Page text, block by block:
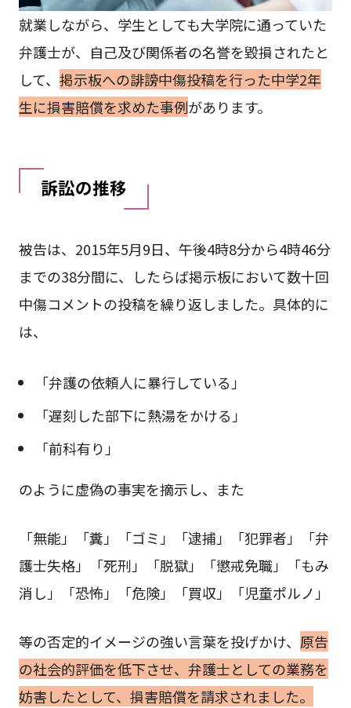
就業しながら、学生としても大学院に通っていた
弁護士が、自己及び関係者の名誉を毀損されたと
して、 掲示板への誹謗中傷投稿を行った中学2年
生に損害賠償を求めた事例があります。
訴訟の推移
被告は、2015年5月9日、午後4時8分から4時46分
までの38分間に、したらば掲示板において数十回
中傷コメントの投稿を繰り返しました。具体的に
は、
「弁護の依頼人に暴行している」
「遅刻した部下に熱湯をかける」
「前科有り」
のように虚偽の事実を摘示し、また
「無能」「糞」「ゴミ」「逮捕」「犯罪者」「弁
護士失格」「死刑」「脱獄」「懲戒免職」「もみ
消し」「恐怖」「危険」「買収」「児童ポルノ」
等の否定的イメージの強い言葉を投げかけ、 原告
の社会的評価を低下させ、弁護士としての業務を
妨害したとして、損害賠償を請求されました。